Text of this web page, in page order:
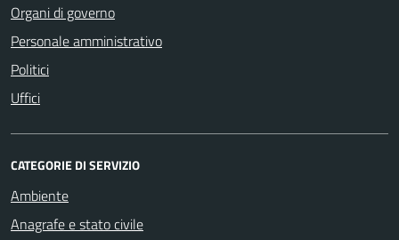
Organi di governo
Personale amministrativo
Politici
Uffici
CATEGORIE DI SERVIZIO
Ambiente
Anagrafe e stato civile